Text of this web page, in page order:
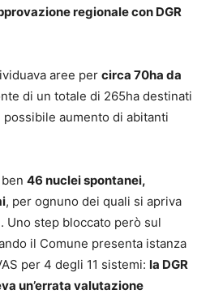
regionale con DGR
aree per circa 70ha da
di un totale di 265ha destinati
aumento di abitanti
46 nuclei spontanei,
, per ognuno dei quali si apriva
Uno step bloccato però sul
il Comune presenta istanza
per 4 degli 11 sistemi: la DGR
un’errata valutazione